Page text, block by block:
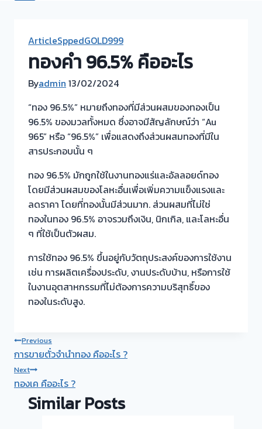
ArticleSppedGOLD999
ทองคำ 96.5% คืออะไร
Byadmin 13/02/2024
“ทอง 96.5%” หมายถึงทองที่มีส่วนผสมของทองเป็น
96.5% ของมวลทั้งหมด ซึ่งอาจมีสัญลักษณ์ว่า “Au
965” หรือ “96.5%” เพื่อแสดงถึงส่วนผสมทองที่มีใน
สารประกอบนั้น ๆ
ทอง 96.5% มักถูกใช้ในงานทองแร่และอัลลอยด์ทอง
โดยมีส่วนผสมของโลหะอื่นเพื่อเพิ่มความแข็งแรงและ
ลดราคา โดยที่ทองนั้นมีส่วนมาก. ส่วนผสมที่ไม่ใช่
ทองในทอง 96.5% อาจรวมถึงเงิน, นิกเกิล, และโลหะอื่น
ๆ ที่ใช้เป็นตัวผสม.
การใช้ทอง 96.5% ขึ้นอยู่กับวัตถุประสงค์ของการใช้งาน
เช่น การผลิตเครื่องประดับ, งานประดับบ้าน, หรือการใช้
ในงานอุตสาหกรรมที่ไม่ต้องการความบริสุทธิ์ของ
ทองในระดับสูง.
Post
navigation
Previous
การขายตั๋วจำนำทอง คืออะไร ?
Next
ทองเค คืออะไร ?
Similar Posts